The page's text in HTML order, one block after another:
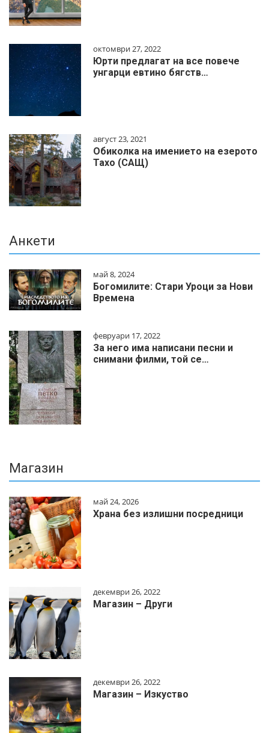
октомври 27, 2022
Юрти предлагат на все повече
унгарци евтино бягств…
август 23, 2021
Обиколка на имението на езерото
Тахо (САЩ)
Анкети
май 8, 2024
Богомилите: Стари Уроци за Нови
Времена
февруари 17, 2022
За него има написани песни и
снимани филми, той се…
Магазин
май 24, 2026
Храна без излишни посредници
декември 26, 2022
Магазин – Други
декември 26, 2022
Магазин – Изкуство